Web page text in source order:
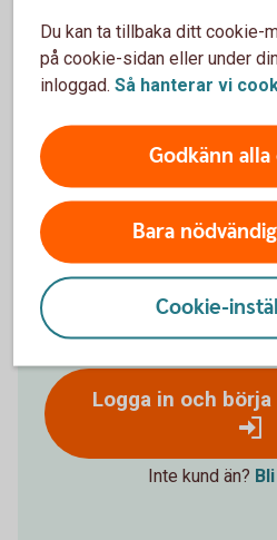
Avkastning per år (%)
0 %
Förväntat
172
Insättningar från dig är
avkastning är
Logga in och
Inte kund än? Bli
Du kan ta tillbaka ditt cookie-
på cookie-sidan eller under
inloggad. Så hanterar vi
Godkänn
Bara
Cookie-